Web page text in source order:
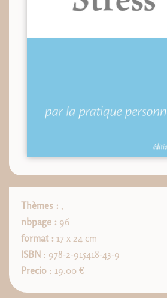
Thèmes : ,
nbpage : 96
format : 17 x 24 cm
ISBN : 978-2-915418-43-9
Precio : 19.00 €